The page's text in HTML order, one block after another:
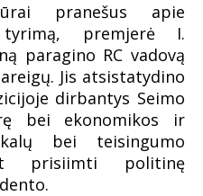
pranešus apie
premjerė I.
paragino RC vadovą
Jis atsistatydino
dirbantys Seimo
bei ekonomikos ir
bei teisingumo
prisiimti politinę